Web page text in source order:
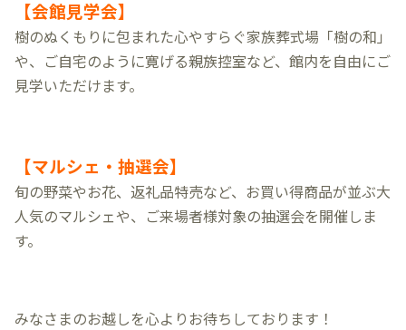
【会館見学会】
樹のぬくもりに包まれた心やすらぐ家族葬式場「樹の和」
や、ご自宅のように寛げる親族控室など、館内を自由にご
見学いただけます。
【マルシェ・抽選会】
旬の野菜やお花、返礼品特売など、お買い得商品が並ぶ大
人気のマルシェや、ご来場者様対象の抽選会を開催しま
す。
みなさまのお越しを心よりお待ちしております！